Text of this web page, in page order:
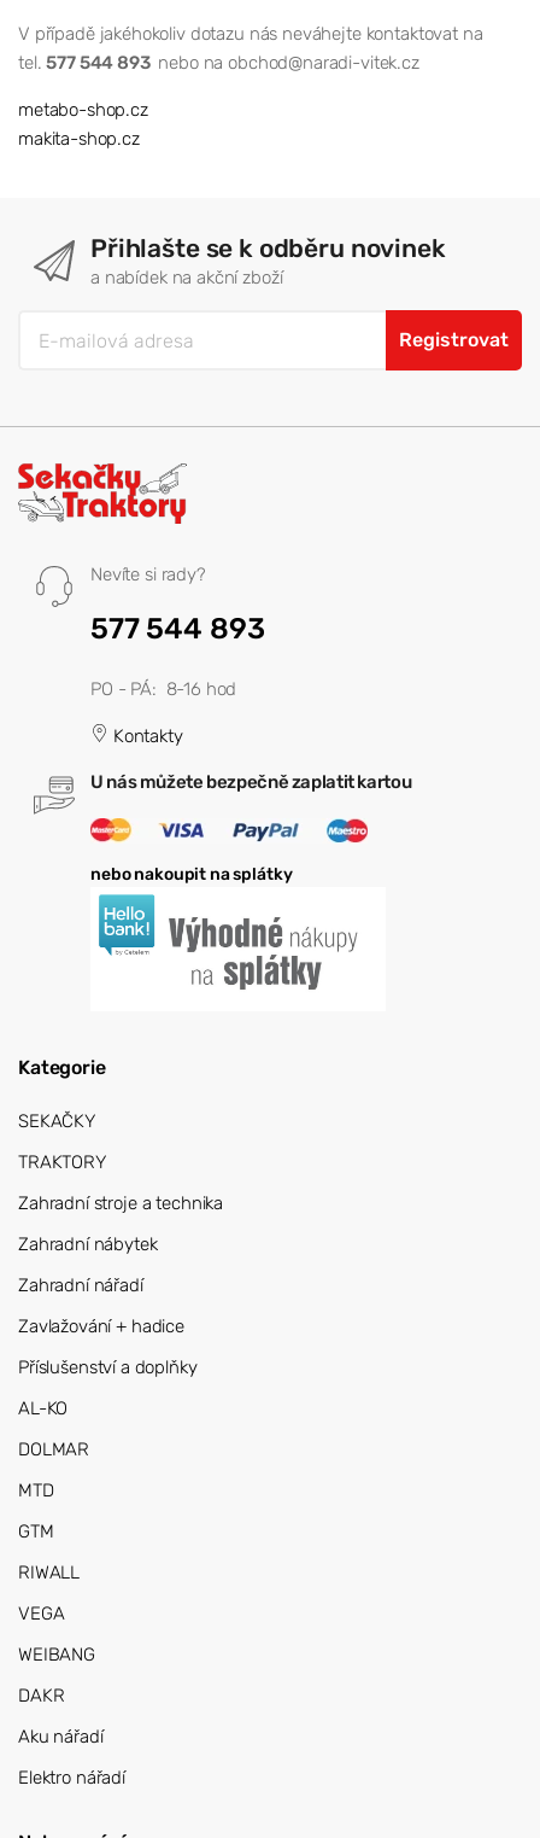
V případě jakéhokoliv dotazu nás neváhejte kontaktovat na
tel.577 544 893 nebo na obchod@naradi-vitek.cz
metabo-shop.cz
makita-shop.cz
Přihlašte se k odběru novinek
a nabídek na akční zboží
Registrovat
Nevíte si rady?
577 544 893
PO - PÁ: 8-16 hod
Kontakty
U nás můžete bezpečně zaplatit kartou
nebo nakoupit na splátky
Kategorie
SEKAČKY
TRAKTORY
Zahradní stroje a technika
Zahradní nábytek
Zahradní nářadí
Zavlažování + hadice
Příslušenství a doplňky
AL-KO
DOLMAR
MTD
GTM
RIWALL
VEGA
WEIBANG
DAKR
Aku nářadí
Elektro nářadí